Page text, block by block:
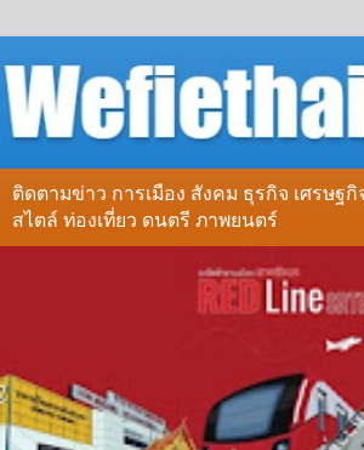
ติดตามข่าว การเมือง สังคม ธุรกิจ เศรษฐ
สไตล์ ท่องเที่ยว ดนตรี ภาพยนตร์